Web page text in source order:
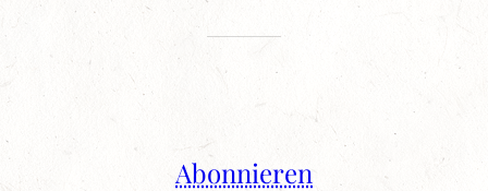
Abonnieren